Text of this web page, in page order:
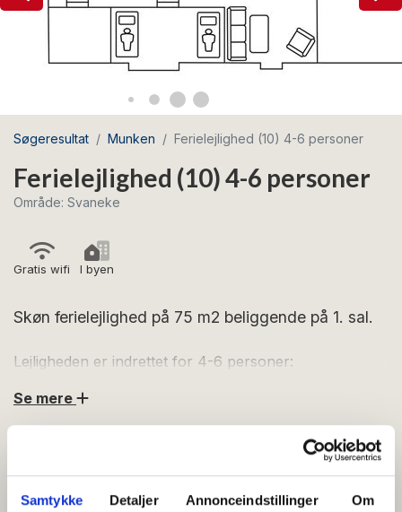
Samtykke Detaljer Annonceindstillinger Om
Søgeresultat Munken Ferielejlighed (10) 4-6 personer
Ferielejlighed (10) 4-6 personer
Område: Svaneke
Gratis wifi I byen
Skøn ferielejlighed på 75 m2 beliggende på 1. sal.
Lejligheden er indrettet for 4-6 personer:
og kuffertrum. Fordelingsgangen fører dig videre til et
soveværelse med to enkeltsenge samt veludstyret
køkken med blandt andet kaffemaskine, elkedel,
køleskab med frostbox. Fra køkkenet går du videre til
Se mere
Generelt